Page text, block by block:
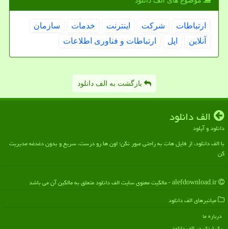
ارتباطات شركت اینترنت خدمات
سازمان
آنلاین
اپل ارتباطات و فناوری اطلاعات
بازگشت به الف دانلود
الف دانلود
دانلود و آپلود
با الف دانلود، از فایل هات به راحتی عبور نکن؛ اون ها رو درست، سریع و بدون دغدغه مدیریت
کن
میانبرهای الف دانلود
درباره ما